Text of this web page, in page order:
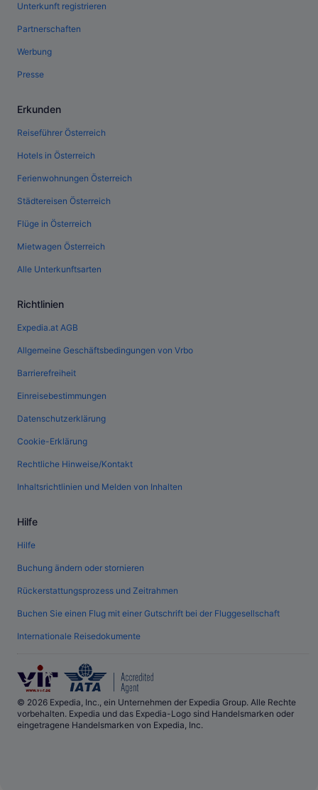
Unterkunft registrieren
Partnerschaften
Werbung
Presse
Erkunden
Reiseführer Österreich
Hotels in Österreich
Ferienwohnungen Österreich
Städtereisen Österreich
Flüge in Österreich
Mietwagen Österreich
Alle Unterkunftsarten
Richtlinien
Expedia.at AGB
Allgemeine Geschäftsbedingungen von Vrbo
Barrierefreiheit
Einreisebestimmungen
Datenschutzerklärung
Cookie-Erklärung
Rechtliche Hinweise/Kontakt
Inhaltsrichtlinien und Melden von Inhalten
Hilfe
Hilfe
Buchung ändern oder stornieren
Rückerstattungsprozess und Zeitrahmen
Buchen Sie einen Flug mit einer Gutschrift bei der Fluggesellschaft
Internationale Reisedokumente
© 2026 Expedia, Inc., ein Unternehmen der Expedia Group. Alle Rechte
vorbehalten. Expedia und das Expedia-Logo sind Handelsmarken oder
eingetragene Handelsmarken von Expedia, Inc.